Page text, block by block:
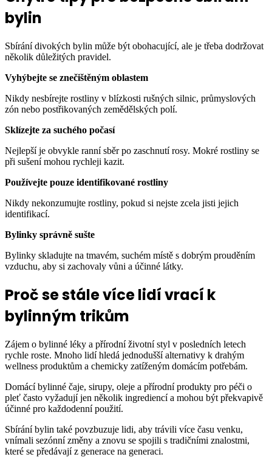
bylin
Sbírání divokých bylin může být obohacující, ale je třeba dodržovat
několik důležitých pravidel.
Vyhýbejte se znečištěným oblastem
Nikdy nesbírejte rostliny v blízkosti rušných silnic, průmyslových
zón nebo postřikovaných zemědělských polí.
Sklízejte za suchého počasí
Nejlepší je obvykle ranní sběr po zaschnutí rosy. Mokré rostliny se
při sušení mohou rychleji kazit.
Používejte pouze identifikované rostliny
Nikdy nekonzumujte rostliny, pokud si nejste zcela jisti jejich
identifikací.
Bylinky správně sušte
Bylinky skladujte na tmavém, suchém místě s dobrým prouděním
vzduchu, aby si zachovaly vůni a účinné látky.
Proč se stále více lidí vrací k
bylinným trikům
Zájem o bylinné léky a přírodní životní styl v posledních letech
rychle roste. Mnoho lidí hledá jednodušší alternativy k drahým
wellness produktům a chemicky zatíženým domácím potřebám.
Domácí bylinné čaje, sirupy, oleje a přírodní produkty pro péči o
pleť často vyžadují jen několik ingrediencí a mohou být překvapivě
účinné pro každodenní použití.
Sbírání bylin také povzbuzuje lidi, aby trávili více času venku,
vnímali sezónní změny a znovu se spojili s tradičními znalostmi,
které se předávají z generace na generaci.